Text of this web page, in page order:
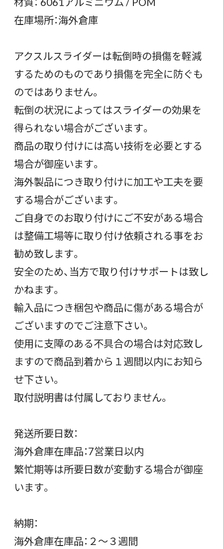
在庫場所：海外倉庫
アクスルスライダーは転倒時の損傷を軽減
するためのものであり損傷を完全に防ぐも
のではありません。
転倒の状況によってはスライダーの効果を
得られない場合がございます。
商品の取り付けには高い技術を必要とする
場合が御座います。
海外製品につき取り付けに加工や工夫を要
する場合がございます。
ご自身でのお取り付けにご不安がある場合
は整備工場等に取り付け依頼される事をお
勧め致します。
安全のため、当方で取り付けサポートは致し
かねます。
輸入品につき梱包や商品に傷がある場合が
ございますのでご注意下さい。
使用に支障のある不具合の場合は対応致し
ますので商品到着から１週間以内にお知ら
せ下さい。
取付説明書は付属しておりません。
発送所要日数：
海外倉庫在庫品：7営業日以内
繁忙期等は所要日数が変動する場合が御座
います。
納期：
海外倉庫在庫品：２〜３週間